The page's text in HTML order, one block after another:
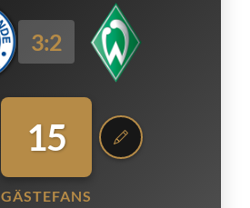
3:2
15
GÄSTEFANS